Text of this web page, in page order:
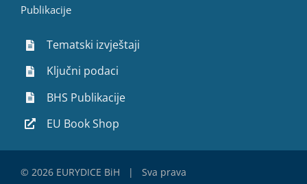
Publikacije
Tematski izvještaji
Ključni podaci
BHS Publikacije
EU Book Shop
© 2026 EURYDICE BiH | Sva prava